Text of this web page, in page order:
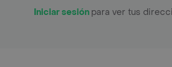
Iniciar sesión para ver tus